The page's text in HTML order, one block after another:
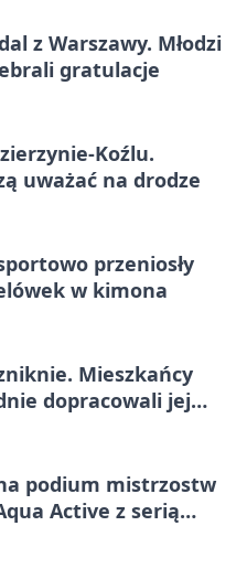
z Warszawy. Młodzi
gratulacje
Koźlu.
uważać na drodze
przeniosły
w kimona
Mieszkańcy
dopracowali jej
podium mistrzostw
Active z serią